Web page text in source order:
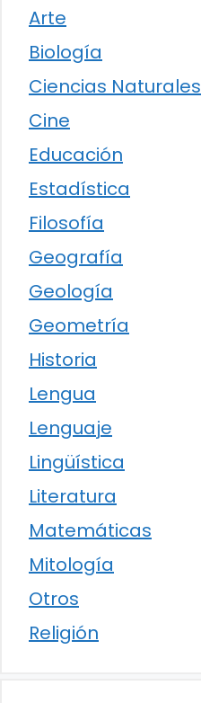
Arte
Biología
Ciencias Naturales
Cine
Educación
Estadística
Filosofía
Geografía
Geología
Geometría
Historia
Lengua
Lenguaje
Lingüística
Literatura
Matemáticas
Mitología
Otros
Religión